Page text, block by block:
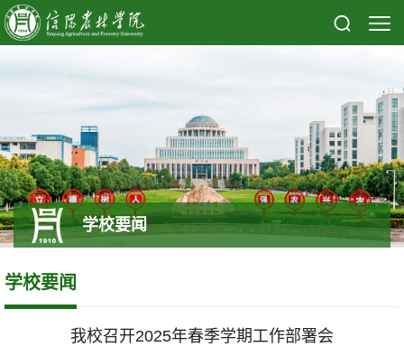
学校要闻
学校要闻
我校召开2025年春季学期工作部署会